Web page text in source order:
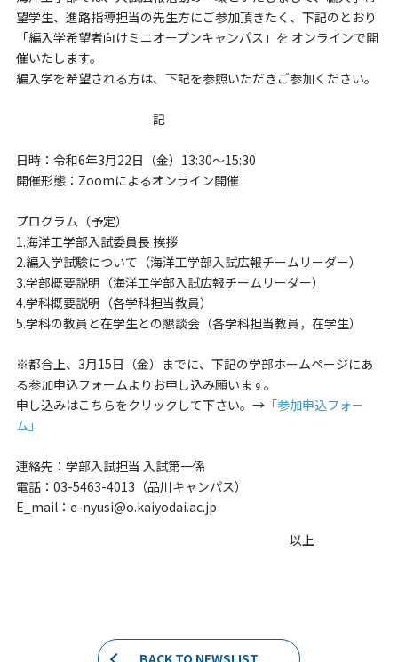
望学生、進路指導担当の先生方にご参加頂きたく、下記のとおり
「編入学希望者向けミニオープンキャンパス」を オンラインで開
催いたします。
編入学を希望される方は、下記を参照いただきご参加ください。
記
日時：令和6年3月22日（金） 13:30～15:30
開催形態： Zoomによるオンライン開催
プログラム（予定）
1.海洋工学部入試委員長 挨拶
2.編入学試験について（海洋工学部入試広報チームリーダー）
3.学部概要説明（海洋工学部入試広報チームリーダー）
4.学科概要説明（各学科担当教員）
5.学科の教員と在学生との懇談会（各学科担当教員，在学生）
※都合上、 3月15日（金）までに、下記の学部ホームページにあ
る参加申込フォームよりお申し込み願います。
申し込みはこちらをクリックして下さい。→「参加申込フォー
ム」
連絡先：学部入試担当 入試第一係
電話： 03-5463-4013 （品川キャンパス）
E_mail： e-nyusi@o.kaiyodai.ac.jp
以上
BACK TO NEWSLIST